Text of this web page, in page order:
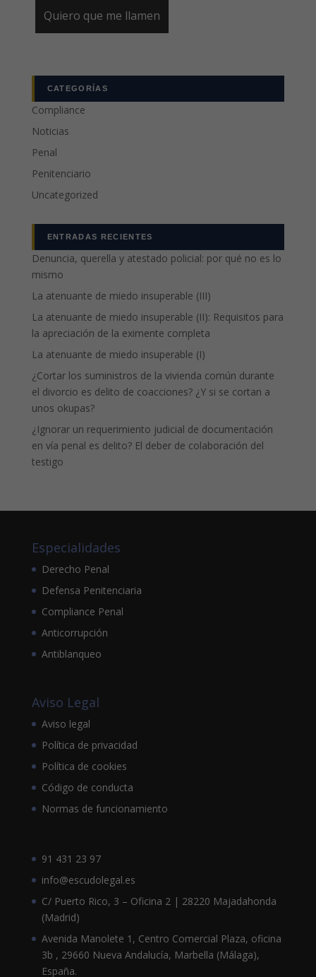
CATEGORÍAS
Compliance
Noticias
Penal
Penitenciario
Uncategorized
ENTRADAS RECIENTES
Denuncia, querella y atestado policial: por qué no es lo
mismo
La atenuante de miedo insuperable (III)
La atenuante de miedo insuperable (II): Requisitos para
la apreciación de la eximente completa
La atenuante de miedo insuperable (I)
¿Cortar los suministros de la vivienda común durante
el divorcio es delito de coacciones? ¿Y si se cortan a
unos okupas?
¿Ignorar un requerimiento judicial de documentación
en vía penal es delito? El deber de colaboración del
testigo
Especialidades
Derecho Penal
Defensa Penitenciaria
Compliance Penal
Anticorrupción
Antiblanqueo
Aviso Legal
Aviso legal
Política de privacidad
Política de cookies
Código de conducta
Normas de funcionamiento
91 431 23 97
info@escudolegal.es
C/ Puerto Rico, 3 – Oficina 2 | 28220 Majadahonda
(Madrid)
Avenida Manolete 1, Centro Comercial Plaza, oficina
3b , 29660 Nueva Andalucía, Marbella (Málaga),
España.